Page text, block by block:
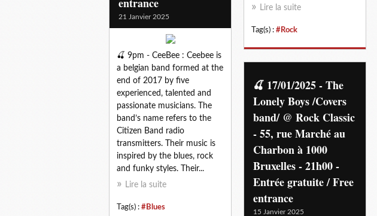
Lire la suite
Tag(s) : #Rock
21 Janvier 2025
🍒 9pm - CeeBee : Ceebee is
a belgian band formed at the
end of 2017 by five
experienced, talented and
passionate musicians. The
band’s name refers to the
Citizen Band radio
transmitters. Their music is
inspired by the blues, rock
and funky styles. Their...
Lire la suite
Tag(s) : #Blues
🍒 17/01/2025 - The
Lonely Boys /Covers
band/ @ Rock Classic
- 55, rue Marché au
Charbon à 1000
Bruxelles - 21h00 -
Entrée gratuite / Free
entrance
15 Janvier 2025